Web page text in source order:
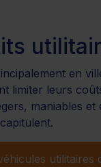
en
limiter leurs
maniables
utilitaires